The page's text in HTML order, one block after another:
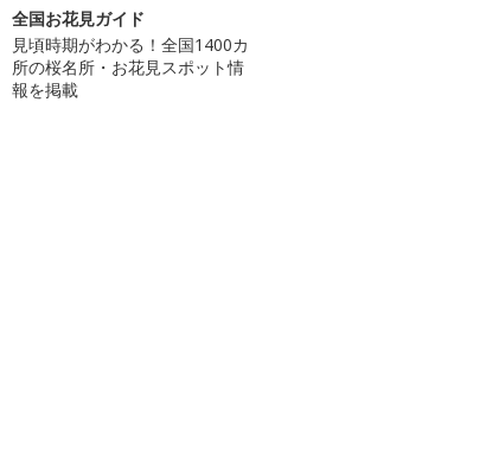
全国お花見ガイド
見頃時期がわかる！全国1400カ
所の桜名所・お花見スポット情
報を掲載